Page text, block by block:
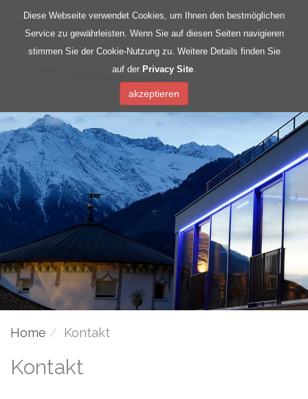
de|it
Home Kontakt
Kontakt
Diese Webseite verwendet Cookies, um Ihnen den bestmöglichen
Service zu gewährleisten. Wenn Sie auf diesen Seiten navigieren
stimmen Sie der Cookie-Nutzung zu. Weitere Details finden Sie
auf der Privacy Site.